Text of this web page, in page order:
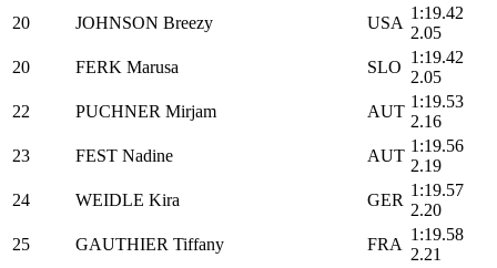
20
JOHNSON Breezy USA
2.05
20
FERK Marusa SLO
2.05
22
PUCHNER Mirjam AUT
2.16
23
FEST Nadine AUT
2.19
24
WEIDLE Kira GER
2.20
25
GAUTHIER Tiffany FRA
2.21